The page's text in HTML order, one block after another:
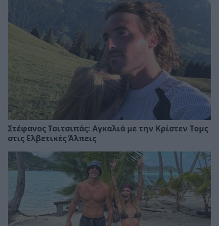
Στέφανος Τσιτσιπάς: Αγκαλιά με την Κρίστεν Τομς
στις Ελβετικές Άλπεις